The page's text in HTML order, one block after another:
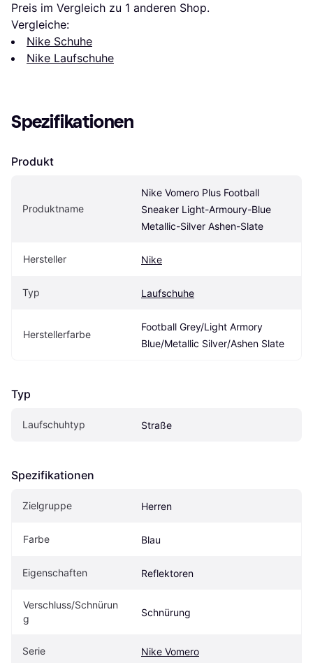
Preis im Vergleich zu 1 anderen Shop.
Vergleiche:
Nike Schuhe
Nike Laufschuhe
Spezifikationen
Produkt
Produktname
Nike Vomero Plus Football
Sneaker Light-Armoury-Blue
Metallic-Silver Ashen-Slate
Hersteller Nike
Typ Laufschuhe
Herstellerfarbe
Football Grey/Light Armory
Blue/Metallic Silver/Ashen Slate
Typ
Laufschuhtyp Straße
Spezifikationen
Zielgruppe Herren
Farbe Blau
Eigenschaften Reflektoren
Verschluss/Schnürun
g
Schnürung
Serie Nike Vomero